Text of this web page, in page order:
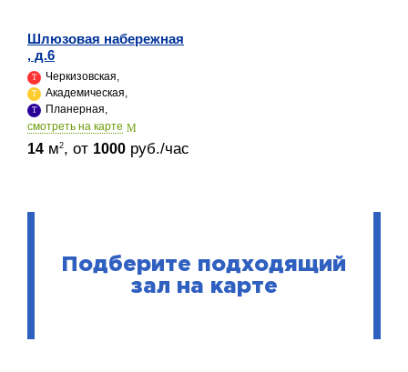
Шлюзовая набережная
, д.6
Черкизовская,
Академическая,
Планерная,
cмотреть на карте
14 м2, от 1000 руб./час
Подберите подходящий
зал на карте